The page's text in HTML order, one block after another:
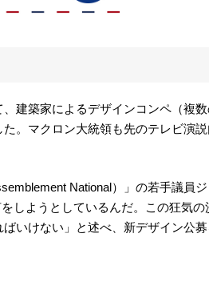
建築家によるデザインコンペ（複
。マクロン大統領も先のテレビ演
National）」の若手議員
しようとしているんだ。この狂気の
いけない」と述べ、新デザイン公